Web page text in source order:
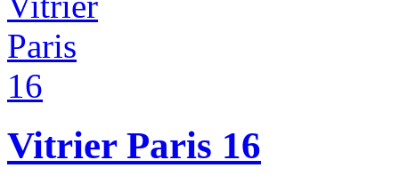
Vitrier Paris 16